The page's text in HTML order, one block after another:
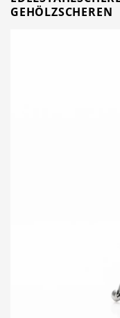
GEHÖLZSCHEREN